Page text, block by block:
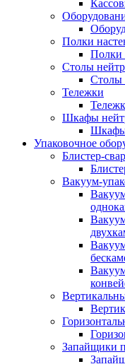
Полки
Полки
Столы
Столы
Тележки
Шкафы
Шкафы
Упаковочное
Блистер-
Вакуум-
Запайщики